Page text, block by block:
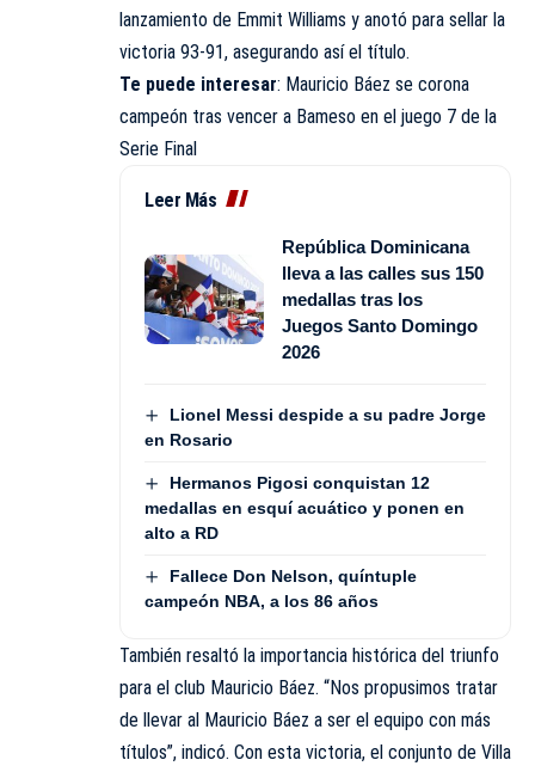
lanzamiento de Emmit Williams y anotó para sellar la
victoria 93-91, asegurando así el título.
Te puede interesar: Mauricio Báez se corona
campeón tras vencer a Bameso en el juego 7 de la
Serie Final
Leer Más
República Dominicana
lleva a las calles sus 150
medallas tras los
Juegos Santo Domingo
2026
Lionel Messi despide a su padre Jorge
en Rosario
Hermanos Pigosi conquistan 12
medallas en esquí acuático y ponen en
alto a RD
Fallece Don Nelson, quíntuple
campeón NBA, a los 86 años
También resaltó la importancia histórica del triunfo
para el club Mauricio Báez. “Nos propusimos tratar
de llevar al Mauricio Báez a ser el equipo con más
títulos”, indicó. Con esta victoria, el conjunto de Villa